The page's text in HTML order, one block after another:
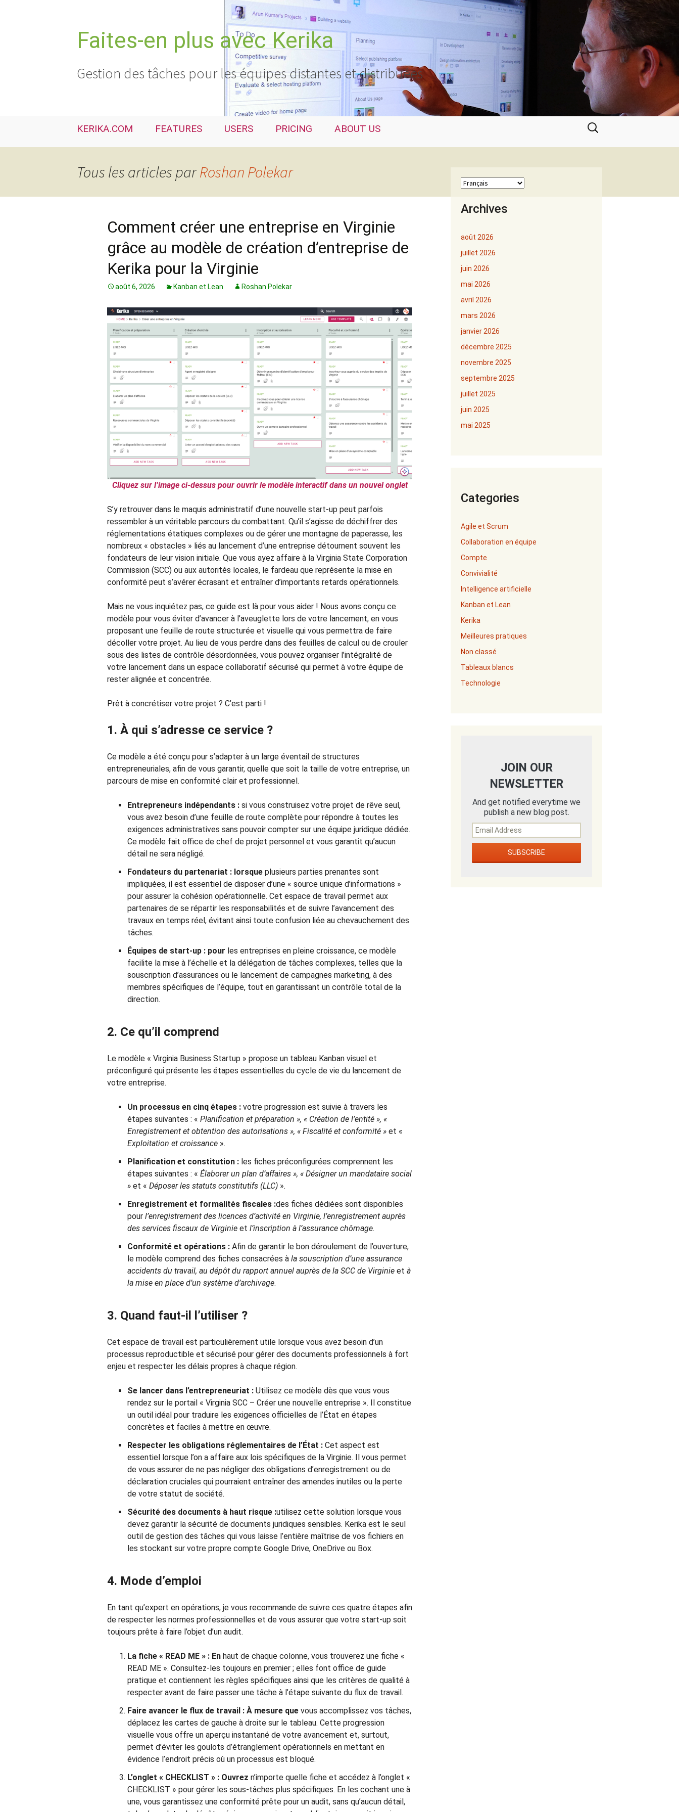
Faites-en plus avec Kerika
Gestion des tâches pour les équipes distantes et distribuées
KERIKA.COM FEATURES USERS PRICING ABOUT US
Rechercher :
Tous les articles parRoshan Polekar
Comment créer une entreprise en Virginie
grâce au modèle de création d’entreprise de
Kerika pour la Virginie
août 6, 2026 Kanban et Lean Roshan Polekar
Cliquez sur l’image ci-dessus pour ouvrir le modèle interactif dans un nouvel onglet
S’y retrouver dans le maquis administratif d’une nouvelle start-up peut parfois
ressembler à un véritable parcours du combattant. Qu’il s’agisse de déchiffrer des
réglementations étatiques complexes ou de gérer une montagne de paperasse, les
nombreux « obstacles » liés au lancement d’une entreprise détournent souvent les
fondateurs de leur vision initiale. Que vous ayez affaire à la Virginia State Corporation
Commission (SCC) ou aux autorités locales, le fardeau que représente la mise en
conformité peut s’avérer écrasant et entraîner d’importants retards opérationnels.
Mais ne vous inquiétez pas, ce guide est là pour vous aider ! Nous avons conçu ce
modèle pour vous éviter d’avancer à l’aveuglette lors de votre lancement, en vous
proposant une feuille de route structurée et visuelle qui vous permettra de faire
décoller votre projet. Au lieu de vous perdre dans des feuilles de calcul ou de crouler
sous des listes de contrôle désordonnées, vous pouvez organiser l’intégralité de
votre lancement dans un espace collaboratif sécurisé qui permet à votre équipe de
rester alignée et concentrée.
Prêt à concrétiser votre projet ? C’est parti !
1. À qui s’adresse ce service ?
Ce modèle a été conçu pour s’adapter à un large éventail de structures
entrepreneuriales, afin de vous garantir, quelle que soit la taille de votre entreprise, un
parcours de mise en conformité clair et professionnel.
Entrepreneurs indépendants : si vous construisez votre projet de rêve seul,
vous avez besoin d’une feuille de route complète pour répondre à toutes les
exigences administratives sans pouvoir compter sur une équipe juridique dédiée.
Ce modèle fait office de chef de projet personnel et vous garantit qu’aucun
détail ne sera négligé.
Fondateurs du partenariat : lorsque plusieurs parties prenantes sont
impliquées, il est essentiel de disposer d’une « source unique d’informations »
pour assurer la cohésion opérationnelle. Cet espace de travail permet aux
partenaires de se répartir les responsabilités et de suivre l’avancement des
travaux en temps réel, évitant ainsi toute confusion liée au chevauchement des
tâches.
Équipes de start-up : pour les entreprises en pleine croissance, ce modèle
facilite la mise à l’échelle et la délégation de tâches complexes, telles que la
souscription d’assurances ou le lancement de campagnes marketing, à des
membres spécifiques de l’équipe, tout en garantissant un contrôle total de la
direction.
2. Ce qu’il comprend
Le modèle « Virginia Business Startup » propose un tableau Kanban visuel et
préconfiguré qui présente les étapes essentielles du cycle de vie du lancement de
votre entreprise.
Un processus en cinq étapes : votre progression est suivie à travers les
étapes suivantes : « Planification et préparation », « Création de l’entité », «
Enregistrement et obtention des autorisations », « Fiscalité et conformité » et «
Exploitation et croissance ».
Planification et constitution : les fiches préconfigurées comprennent les
étapes suivantes : « Élaborer un plan d’affaires », « Désigner un mandataire social
» et « Déposer les statuts constitutifs (LLC) ».
Enregistrement et formalités fiscales :des fiches dédiées sont disponibles
pour l’enregistrement des licences d’activité en Virginie, l’enregistrement auprès
des services fiscaux de Virginie et l’inscription à l’assurance chômage.
Conformité et opérations : Afin de garantir le bon déroulement de l’ouverture,
le modèle comprend des fiches consacrées à la souscription d’une assurance
accidents du travail, au dépôt du rapport annuel auprès de la SCC de Virginie et à
la mise en place d’un système d’archivage.
3. Quand faut-il l’utiliser ?
Cet espace de travail est particulièrement utile lorsque vous avez besoin d’un
processus reproductible et sécurisé pour gérer des documents professionnels à fort
enjeu et respecter les délais propres à chaque région.
Se lancer dans l’entrepreneuriat : Utilisez ce modèle dès que vous vous
rendez sur le portail « Virginia SCC – Créer une nouvelle entreprise ». Il constitue
un outil idéal pour traduire les exigences officielles de l’État en étapes
concrètes et faciles à mettre en œuvre.
Respecter les obligations réglementaires de l’État : Cet aspect est
essentiel lorsque l’on a affaire aux lois spécifiques de la Virginie. Il vous permet
de vous assurer de ne pas négliger des obligations d’enregistrement ou de
déclaration cruciales qui pourraient entraîner des amendes inutiles ou la perte
de votre statut de société.
Sécurité des documents à haut risque :utilisez cette solution lorsque vous
devez garantir la sécurité de documents juridiques sensibles. Kerika est le seul
outil de gestion des tâches qui vous laisse l’entière maîtrise de vos fichiers en
les stockant sur votre propre compte Google Drive, OneDrive ou Box.
4. Mode d’emploi
En tant qu’expert en opérations, je vous recommande de suivre ces quatre étapes afin
de respecter les normes professionnelles et de vous assurer que votre start-up soit
toujours prête à faire l’objet d’un audit.
La fiche « READ ME » : En haut de chaque colonne, vous trouverez une fiche «
READ ME ». Consultez-les toujours en premier ; elles font office de guide
pratique et contiennent les règles spécifiques ainsi que les critères de qualité à
respecter avant de faire passer une tâche à l’étape suivante du flux de travail.
Faire avancer le flux de travail : À mesure que vous accomplissez vos tâches,
déplacez les cartes de gauche à droite sur le tableau. Cette progression
visuelle vous offre un aperçu instantané de votre avancement et, surtout,
permet d’éviter les goulots d’étranglement opérationnels en mettant en
évidence l’endroit précis où un processus est bloqué.
L’onglet « CHECKLIST » : Ouvrez n’importe quelle fiche et accédez à l’onglet «
CHECKLIST » pour gérer les sous-tâches plus spécifiques. En les cochant une à
une, vous garantissez une conformité prête pour un audit, sans qu’aucun détail,
Archives
août 2026
juillet 2026
juin 2026
mai 2026
avril 2026
mars 2026
janvier 2026
décembre 2025
novembre 2025
septembre 2025
juillet 2025
juin 2025
mai 2025
Categories
Agile et Scrum
Collaboration en équipe
Compte
Convivialité
Intelligence artificielle
Kanban et Lean
Kerika
Meilleures pratiques
Non classé
Tableaux blancs
Technologie
JOIN OUR
NEWSLETTER
And get notified everytime we
publish a new blog post.